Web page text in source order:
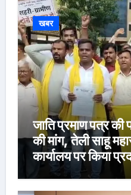
खबर
जाति प्रमाण पत्र
की मांग, तेली साहू
कार्यालय पर किया